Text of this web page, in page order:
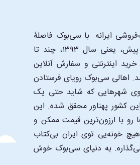
ایرانه. با سی‌بوک فاصلۀ
شما تا یک کتابفروشی بزرگ و پروپیمون تنها به اندازۀ یک کلیک شده. چند سال پیش، یعنی سال ۱۳۹۳، چند تا
اینترنتی و سفارش آنلاین
اهالی سی‌بوک رویای فرستادن
توی شهرهایی که شاید حتی یک
کشور پهناور محقق شده. این
رو با ارزون‌ترین قیمت ممکن و
خونه‌یی توی ایران بی‌کتاب
به دنیای سی‌بوک خوش